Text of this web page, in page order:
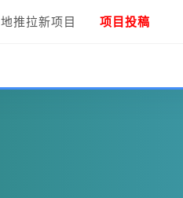
地推拉新项目 项目投稿